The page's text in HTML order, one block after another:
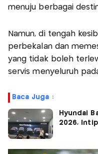
menuju berbagai
Namun, di tengah
perbekalan dan
yang tidak boleh
servis menyeluruh
Baca Juga :
Hyundai
2026,